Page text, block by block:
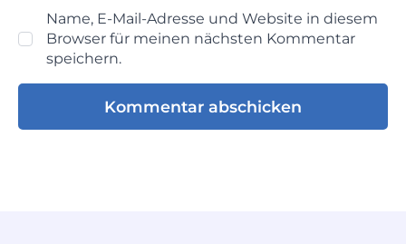
Name, E-Mail-Adresse und Website in diesem
Browser für meinen nächsten Kommentar
speichern.